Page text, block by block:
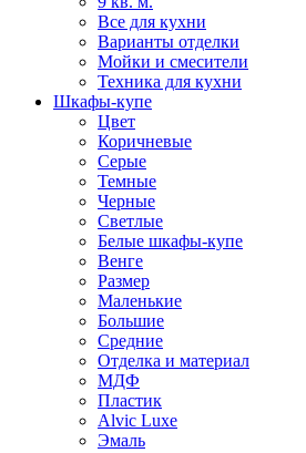
Все для кухни
Варианты отделки
Мойки и смесители
Техника для кухни
Шкафы-купе
Цвет
Коричневые
Серые
Темные
Черные
Светлые
Белые шкафы-купе
Венге
Размер
Маленькие
Большие
Средние
Отделка и материал
МДФ
Пластик
Alvic Luxe
Эмаль